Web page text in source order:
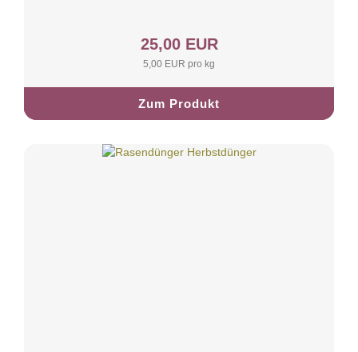
25,00 EUR
5,00 EUR pro kg
Zum Produkt